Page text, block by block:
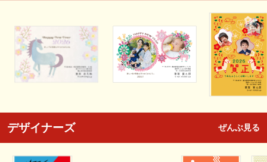
デザイナーズ ぜんぶ見る